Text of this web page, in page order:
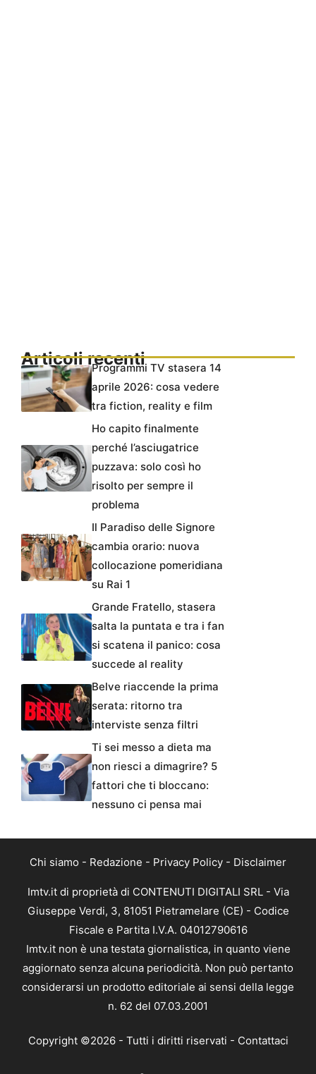
Articoli recentiProgrammi TV stasera 14
aprile 2026: cosa vedere
tra fiction, reality e film
Ho capito finalmente
perché l’asciugatrice
puzzava: solo così ho
risolto per sempre il
problema
Il Paradiso delle Signore
cambia orario: nuova
collocazione pomeridiana
su Rai 1
Grande Fratello, stasera
salta la puntata e tra i fan
si scatena il panico: cosa
succede al reality
Belve riaccende la prima
serata: ritorno tra
interviste senza filtri
Ti sei messo a dieta ma
non riesci a dimagrire? 5
fattori che ti bloccano:
nessuno ci pensa mai
Chi siamo - Redazione - Privacy Policy - Disclaimer
Imtv.it di proprietà di CONTENUTI DIGITALI SRL - Via
Giuseppe Verdi, 3, 81051 Pietramelare (CE) - Codice
Fiscale e Partita I.V.A. 04012790616
Imtv.it non è una testata giornalistica, in quanto viene
aggiornato senza alcuna periodicità. Non può pertanto
considerarsi un prodotto editoriale ai sensi della legge
n. 62 del 07.03.2001
Copyright ©2026 - Tutti i diritti riservati - Contattaci